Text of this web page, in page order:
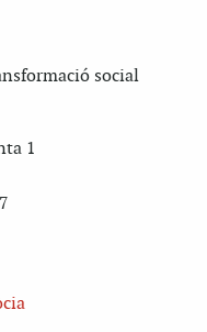
social
1